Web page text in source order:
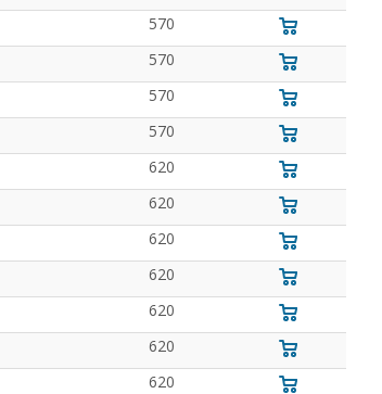
570
570
570
570
620
620
620
620
620
620
620